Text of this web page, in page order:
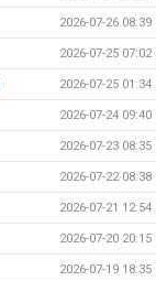
2026-07-26 08:39
2026-07-25 07:02
2026-07-25 01:34
2026-07-24 09:40
2026-07-23 08:35
2026-07-22 08:38
2026-07-21 12:54
2026-07-20 20:15
2026-07-19 18:35